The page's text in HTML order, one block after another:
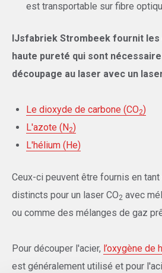
est transportable sur fibre
IJsfabriek Strombeek fournit les
haute pureté qui sont
découpage au laser avec un
Le dioxyde de carbone (CO2)
L'azote (N2)
L'hélium (He)
Ceux-ci peuvent être fournis en
distincts pour un laser CO2 avec
ou comme des mélanges de gaz
Pour découper l'acier, l’oxygène de
est généralement utilisé et pour